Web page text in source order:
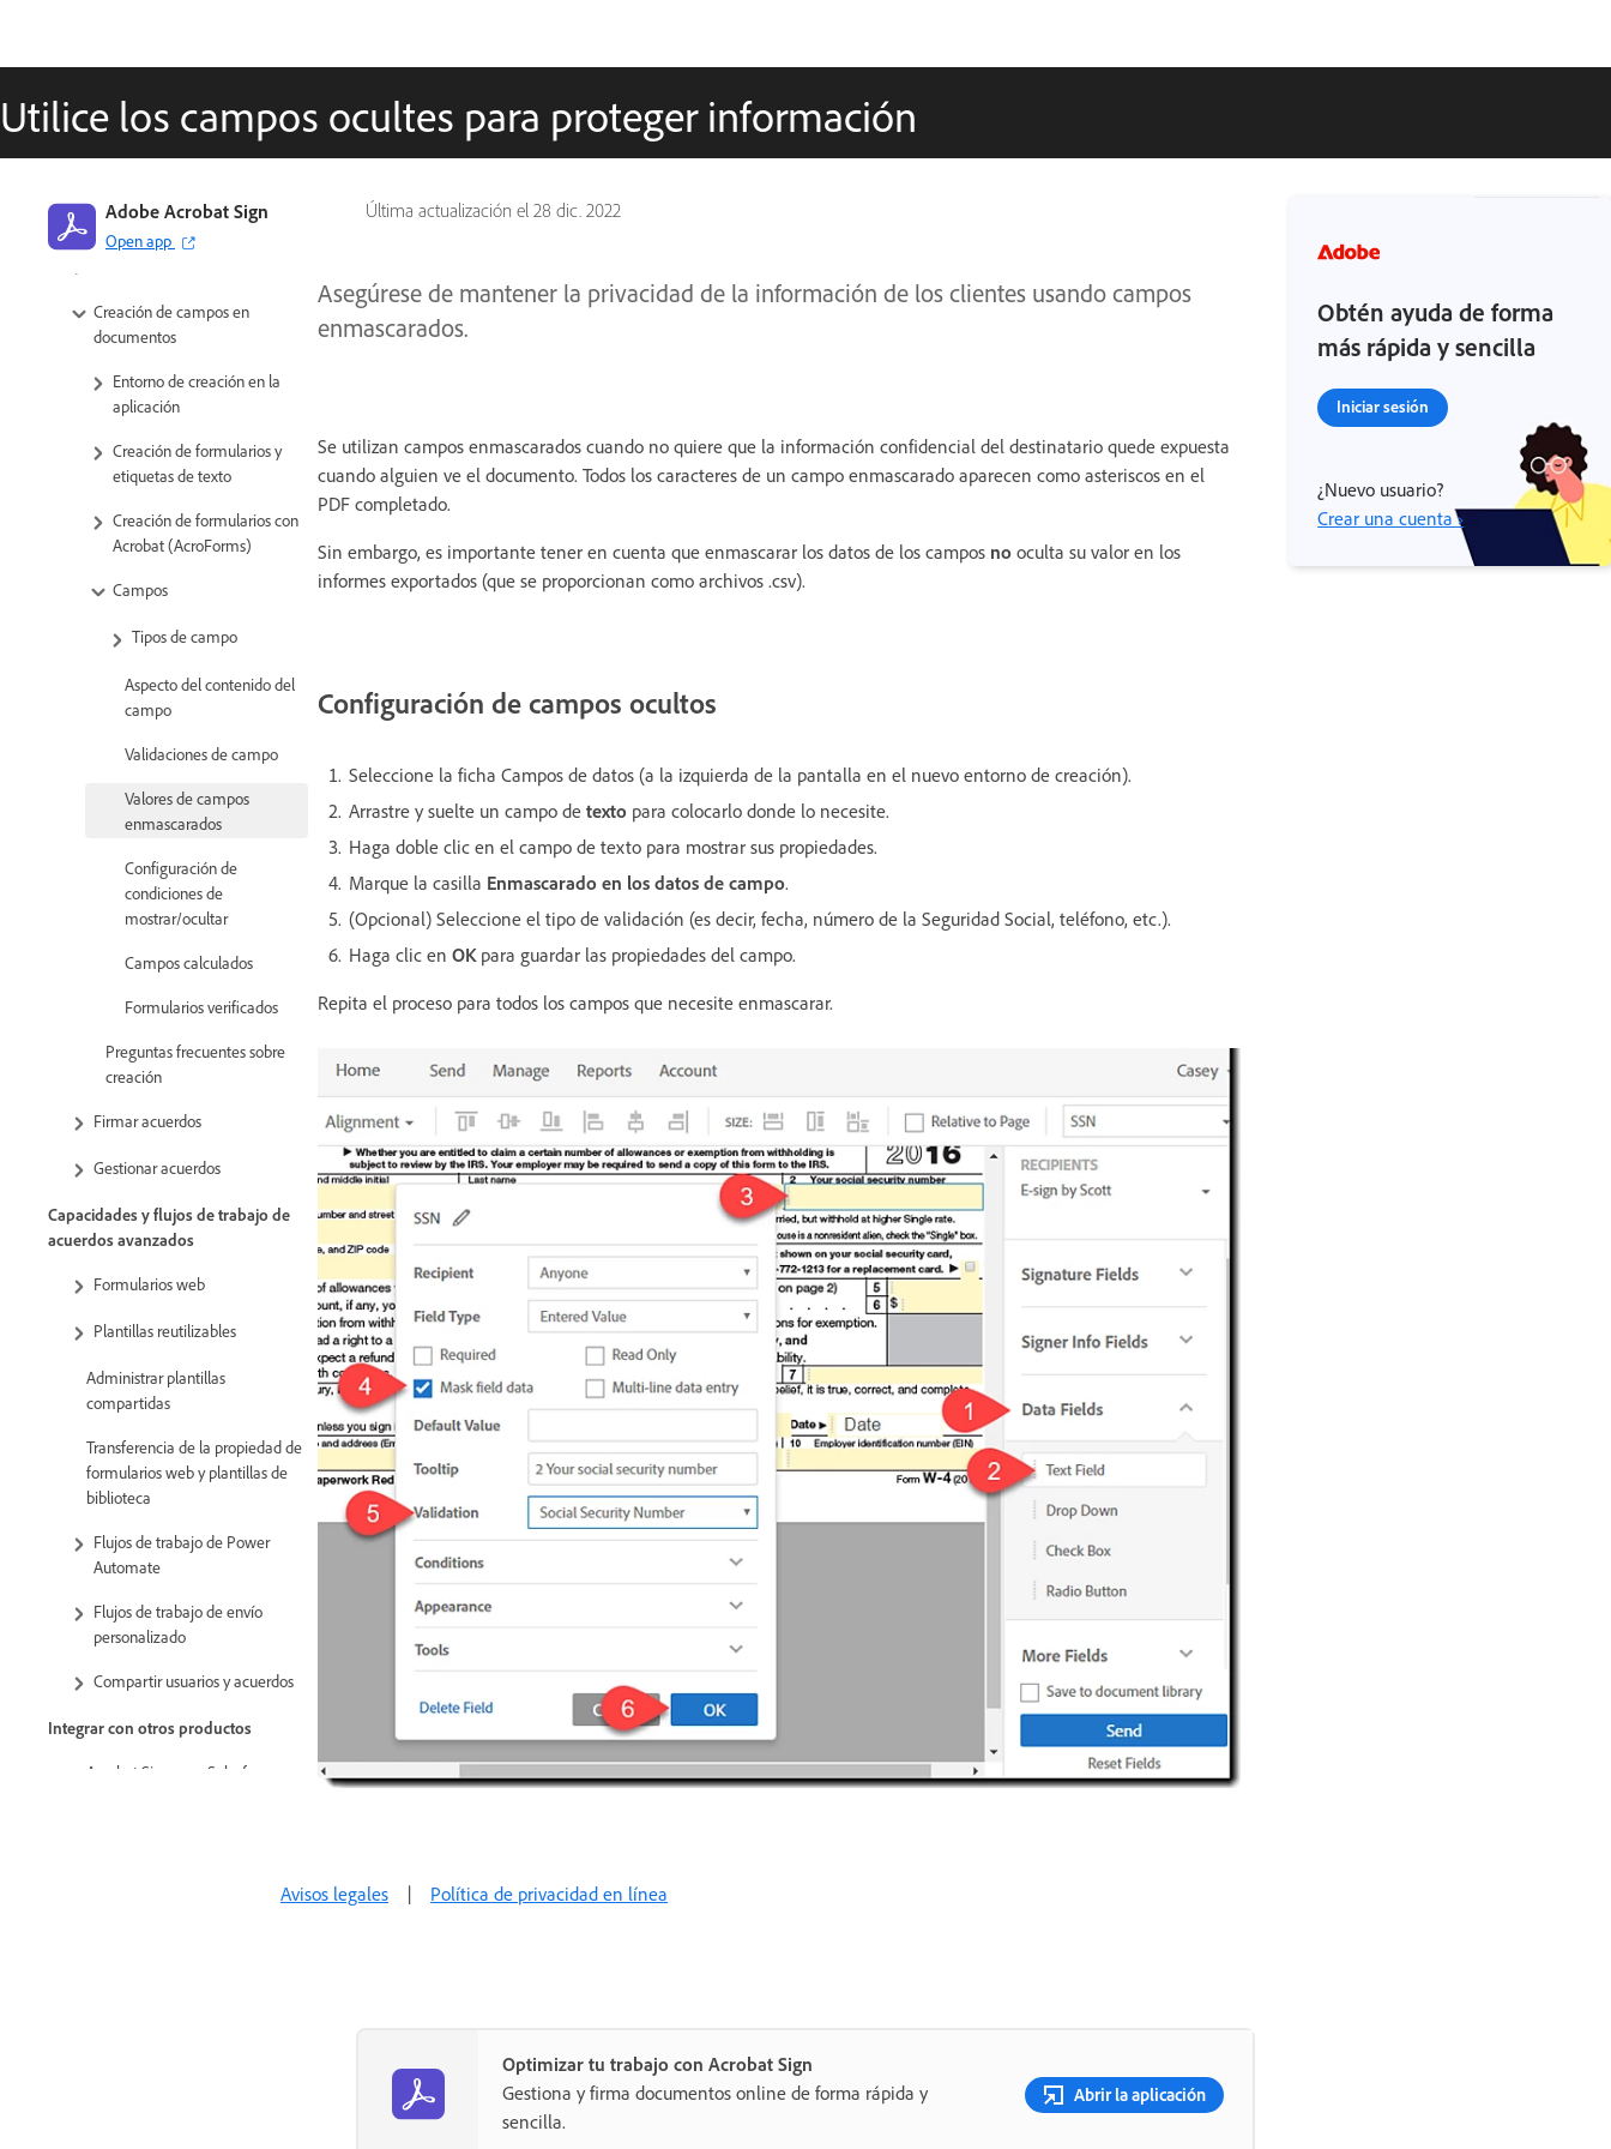
Utilice los campos ocultes para proteger información
Última actualización el 28 dic. 2022
Adobe Acrobat Sign
Open app
Libreta de direcciones
Opciones de destinatario
Creación de campos en
documentos
Entorno de creación en la
aplicación
Creación de formularios y
etiquetas de texto
Creación de formularios con
Acrobat (AcroForms)
Campos
Tipos de campo
Aspecto del contenido del
campo
Validaciones de campo
Valores de campos
enmascarados
Configuración de
condiciones de
mostrar/ocultar
Campos calculados
Formularios verificados
Preguntas frecuentes sobre
creación
Firmar acuerdos
Gestionar acuerdos
Capacidades y flujos de trabajo de
acuerdos avanzados
Formularios web
Plantillas reutilizables
Administrar plantillas
compartidas
Transferencia de la propiedad de
formularios web y plantillas de
biblioteca
Flujos de trabajo de Power
Automate
Flujos de trabajo de envío
personalizado
Compartir usuarios y acuerdos
Integrar con otros productos
Acrobat Sign para Salesforce
Asegúrese de mantener la privacidad de la información de los clientes usando campos
enmascarados.
Se utilizan campos enmascarados cuando no quiere que la información confidencial del destinatario quede expuesta
cuando alguien ve el documento. Todos los caracteres de un campo enmascarado aparecen como asteriscos en el
PDF completado.
Sin embargo, es importante tener en cuenta que enmascarar los datos de los campos no oculta su valor en los
informes exportados (que se proporcionan como archivos .csv).
Configuración de campos ocultos
Seleccione la ficha Campos de datos (a la izquierda de la pantalla en el nuevo entorno de creación).
Arrastre y suelte un campo de texto para colocarlo donde lo necesite.
Haga doble clic en el campo de texto para mostrar sus propiedades.
Marque la casilla Enmascarado en los datos de campo.
(Opcional) Seleccione el tipo de validación (es decir, fecha, número de la Seguridad Social, teléfono, etc.).
Haga clic en OKpara guardar las propiedades del campo.
Repita el proceso para todos los campos que necesite enmascarar.
Obtén ayuda de forma
más rápida y sencilla
Iniciar sesión
¿Nuevo usuario?
Crear una cuenta ›
Avisos legales | Política de privacidad en línea
Optimizar tu trabajo con Acrobat Sign
Gestiona y firma documentos online de forma rápida y
sencilla.
Abrir la aplicación